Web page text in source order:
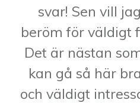
svar! Sen vill
beröm för väldigt
Det är nästan
kan gå så här
och väldigt